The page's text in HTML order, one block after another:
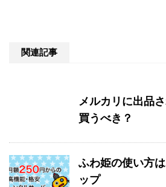
関連記事
メルカリに出品
買うべき？
ふわ姫の使い方
ップ